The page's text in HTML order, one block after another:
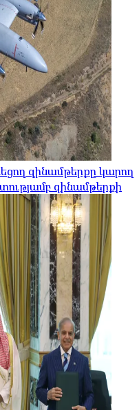
զինամթերքը կարող
զինամթերքի